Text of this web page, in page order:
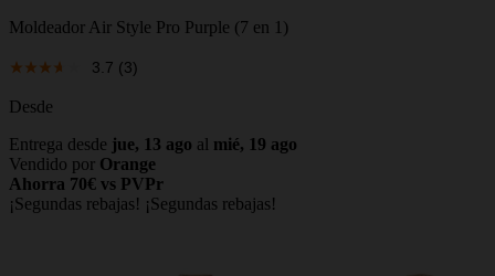
Moldeador Air Style Pro Purple (7 en 1)
3.7 (3)
Desde
Entrega desde jue, 13 ago al mié, 19 ago
Vendido por Orange
Ahorra 70€ vs PVPr
¡Segundas rebajas! ¡Segundas rebajas!